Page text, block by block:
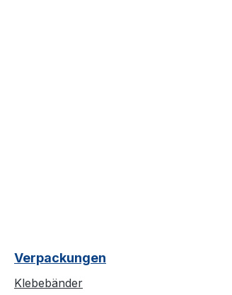
Verpackungen
Klebebänder